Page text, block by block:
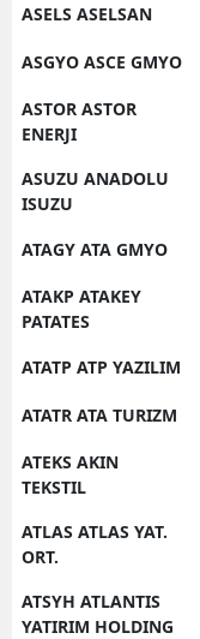
ASELS ASELSAN
ASGYO ASCE GMYO
ASTOR ASTOR
ENERJI
ASUZU ANADOLU
ISUZU
ATAGY ATA GMYO
ATAKP ATAKEY
PATATES
ATATP ATP YAZILIM
ATATR ATA TURIZM
ATEKS AKIN
TEKSTIL
ATLAS ATLAS YAT.
ORT.
ATSYH ATLANTIS
YATIRIM HOLDING